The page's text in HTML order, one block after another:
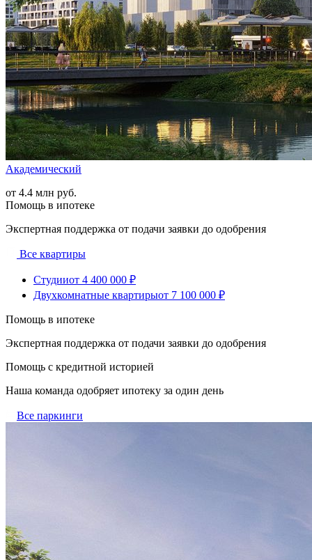
Академический
от 4.4 млн руб.
Помощь в ипотеке
Экспертная поддержка от подачи заявки до одобрения
Все квартиры
Студииот 4 400 000 ₽
Двухкомнатные квартирыот 7 100 000 ₽
Помощь в ипотеке
Экспертная поддержка от подачи заявки до одобрения
Помощь с кредитной историей
Наша команда одобряет ипотеку за один день
Все паркинги